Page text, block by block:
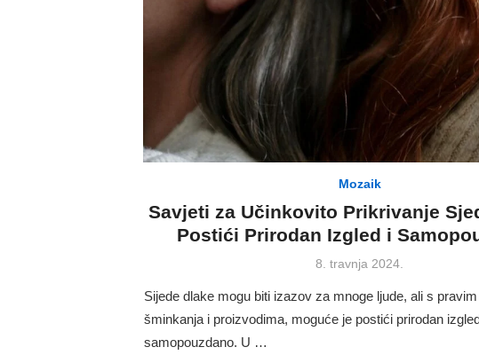
Mozaik
Savjeti za Učinkovito Prikrivanje
Postići Prirodan Izgled i
Posted
8. travnja 2024.
Sijede dlake mogu biti izazov za mnoge ljude, ali s
šminkanja i proizvodima, moguće je postići prirodan
samopouzdano. U …